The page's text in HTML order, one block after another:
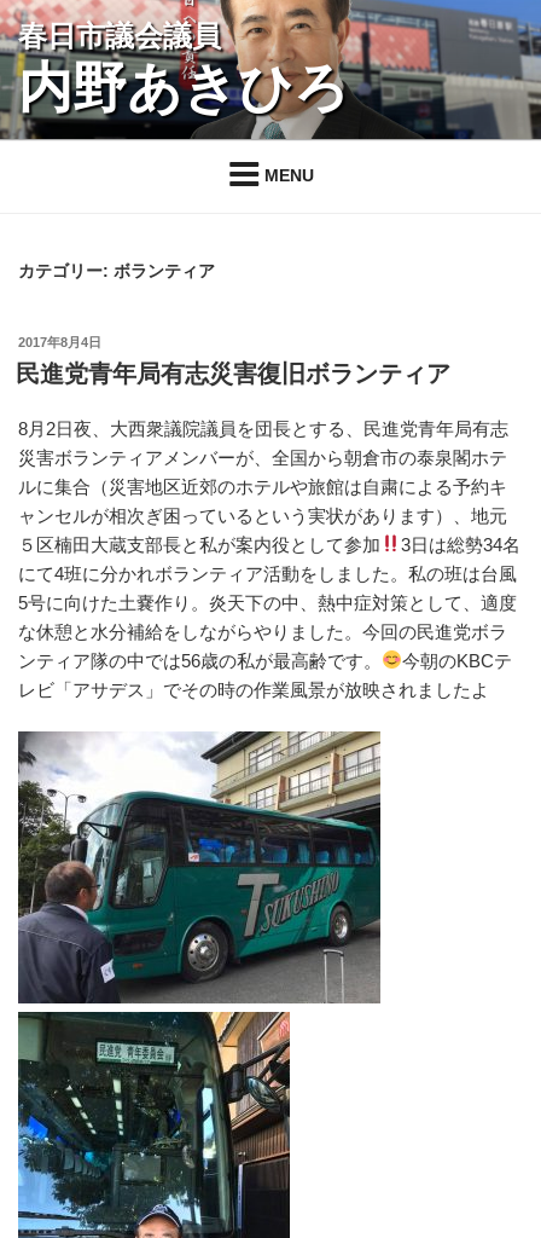
コ
ン
ツ
春日市議会議員
内野あきひろ
MENU
カテゴリー: ボランティア
投
稿
日:
2017年8月4日
民進党青年局有志災害復旧ボランティア
8月2日夜、大西衆議院議員を団長とする、民進党青年局有志
災害ボランティアメンバーが、全国から朝倉市の泰泉閣ホテ
ルに集合（災害地区近郊のホテルや旅館は自粛による予約キ
ャンセルが相次ぎ困っているという実状があります）、地元
５区楠田大蔵支部長と私が案内役として参加
3日は総勢34名
にて4班に分かれボランティア活動をしました。私の班は台風
5号に向けた土嚢作り。炎天下の中、熱中症対策として、適度
な休憩と水分補給をしながらやりました。今回の民進党ボラ
ンティア隊の中では56歳の私が最高齢です。
今朝のKBCテ
レビ「アサデス」でその時の作業風景が放映されましたよ